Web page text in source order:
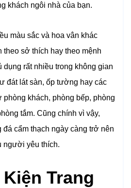
khách ngôi nhà của bạn.
màu sắc và hoa vân khác
theo sở thích hay theo mệnh
rất nhiều trong không gian
đát lát sàn, ốp tường hay các
phòng khách, phòng bếp, phòng
tắm. Cũng chính vì vậy,
đá cẩm thạch ngày càng trở nên
người yêu thích.
Trang